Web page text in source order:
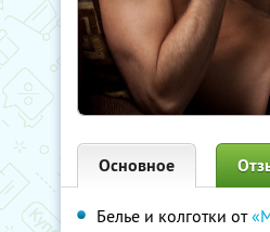
Основное
Белье и колготки от